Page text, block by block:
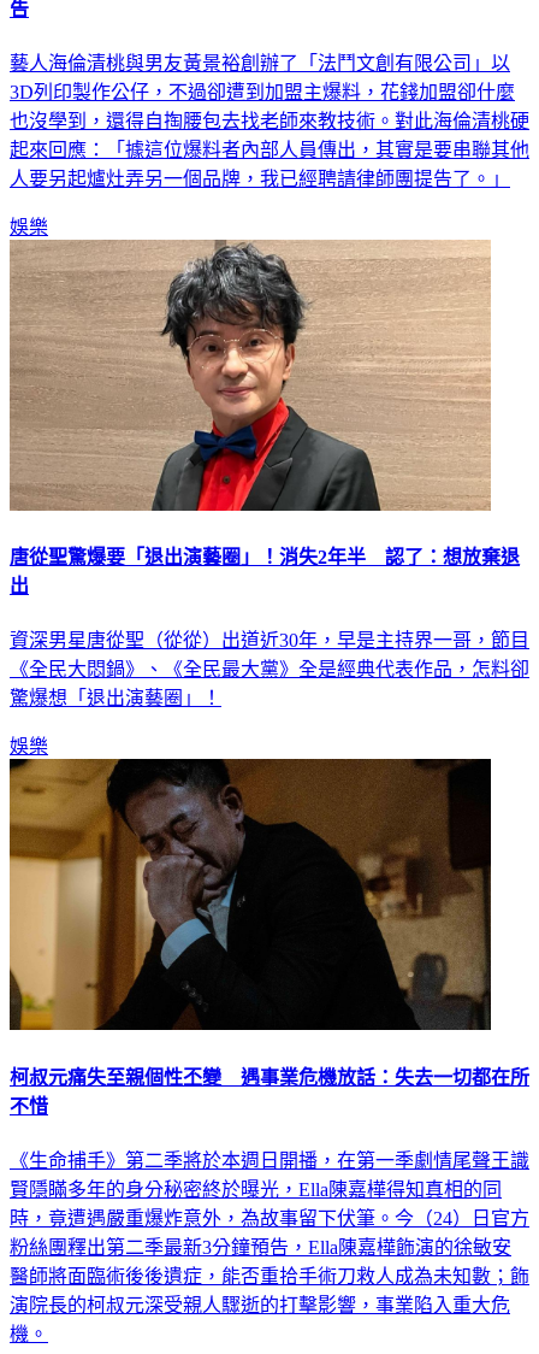
告
藝人海倫清桃與男友黃景裕創辦了「法鬥文創有限公司」以
3D列印製作公仔，不過卻遭到加盟主爆料，花錢加盟卻什麼
也沒學到，還得自掏腰包去找老師來教技術。對此海倫清桃硬
起來回應：「據這位爆料者內部人員傳出，其實是要串聯其他
人要另起爐灶弄另一個品牌，我已經聘請律師團提告了。」
娛樂
唐從聖驚爆要「退出演藝圈」！消失2年半 認了：想放棄退
出
資深男星唐從聖（從從）出道近30年，早是主持界一哥，節目
《全民大悶鍋》、《全民最大黨》全是經典代表作品，怎料卻
驚爆想「退出演藝圈」！
娛樂
柯叔元痛失至親個性丕變 遇事業危機放話：失去一切都在所
不惜
《生命捕手》第二季將於本週日開播，在第一季劇情尾聲王識
賢隱瞞多年的身分秘密終於曝光，Ella陳嘉樺得知真相的同
時，竟遭遇嚴重爆炸意外，為故事留下伏筆。今（24）日官方
粉絲團釋出第二季最新3分鐘預告，Ella陳嘉樺飾演的徐敏安
醫師將面臨術後後遺症，能否重拾手術刀救人成為未知數；飾
演院長的柯叔元深受親人驟逝的打擊影響，事業陷入重大危
機。